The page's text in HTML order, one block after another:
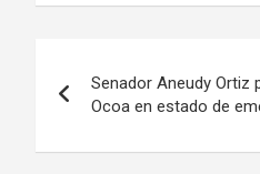
entradas
de
entradas
Senador Aneudy Ortiz
Ocoa en estado de